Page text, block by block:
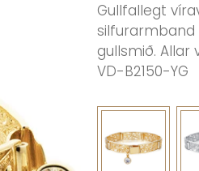
Gullfallegt
silfurarmband
gullsmið. Allar
VD-B2150-YG